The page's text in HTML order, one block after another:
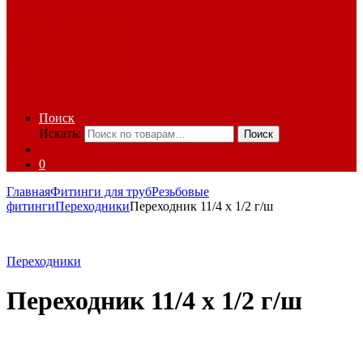
Поиск
Искать:
Поиск
0
ГлавнаяФитинги для трубРезьбовые
фитингиПереходникиПереходник 11/4 x 1/2 г/ш
Переходники
Переходник 11/4 x 1/2 г/ш